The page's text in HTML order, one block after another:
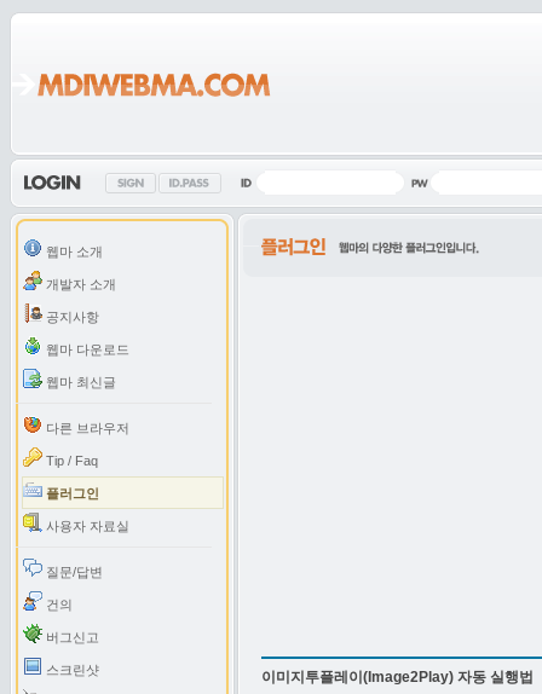
웹마 소개
개발자 소개
공지사항
웹마 다운로드
웹마 최신글
다른 브라우저
Tip / Faq
플러그인
사용자 자료실
질문/답변
건의
버그신고
스크린샷 이미지투플레이(Image2Play) 자동 실행법